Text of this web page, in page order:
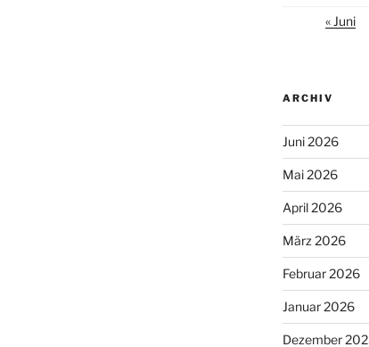
« Juni
ARCHIV
Juni 2026
Mai 2026
April 2026
März 2026
Februar 2026
Januar 2026
Dezember